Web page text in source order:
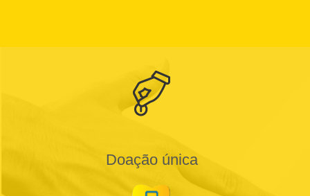
Doação única